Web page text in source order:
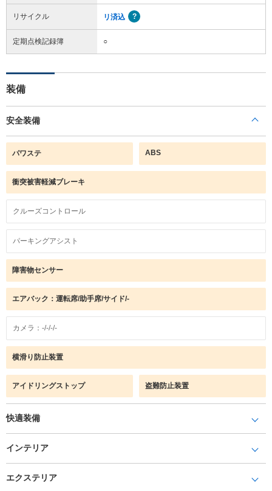
リサイクル リ済込
定期点検記録簿 ○
装備
安全装備
パワステ ABS
衝突被害軽減ブレーキ
クルーズコントロール
パーキングアシスト
障害物センサー
エアバック：運転席/助手席/サイド/-
カメラ：-/-/-/-
横滑り防止装置
アイドリングストップ 盗難防止装置
快適装備
インテリア
エクステリア